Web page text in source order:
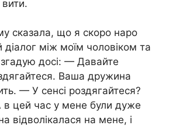
вити.
сказала, що я скоро наро
між моїм чоловіком та
досі: — Давайте
Ваша дружина
— У сенсі роздягайтеся?
цей час у мене були дуже
відволікалася на мене, і